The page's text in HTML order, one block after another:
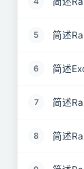
5 简述
6 简述
7 简述
8 简述